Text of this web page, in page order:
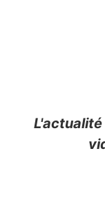
L'actualité